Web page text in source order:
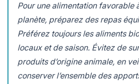
Pour une alimentation favorable
planète, préparez des repas
Préférez toujours les aliments
locaux et de saison. Évitez de
produits d’origine animale, en
conserver l’ensemble des